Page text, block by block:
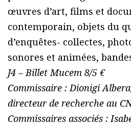
œuvres d’art, films et
contemporain, objets du
d’enquêtes- collectes,
sonores et animées,
J4 – Billet Mucem 8/5 €
Commissaire : Dionigi
directeur de recherche au
Commissaires associés :